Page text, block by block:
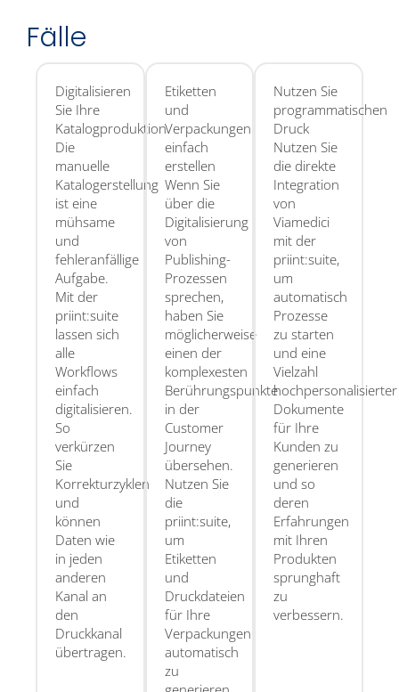
Fälle
Digitalisieren
Sie Ihre
Katalogproduktion
Die
manuelle
Katalogerstellung
ist eine
mühsame
und
fehleranfällige
Aufgabe.
Mit der
priint:suite
lassen sich
alle
Workflows
einfach
digitalisieren.
So
verkürzen
Sie
Korrekturzyklen
und
können
Daten wie
in jeden
anderen
Kanal an
den
Druckkanal
übertragen.
Etiketten
und
Verpackungen
einfach
erstellen
Wenn Sie
über die
Digitalisierung
von
Publishing-
Prozessen
sprechen,
haben Sie
möglicherweise
einen der
komplexesten
Berührungspunkte
in der
Customer
Journey
übersehen.
Nutzen Sie
die
priint:suite,
um
Etiketten
und
Druckdateien
für Ihre
Verpackungen
automatisch
zu
Nutzen Sie
programmatischen
Druck
Nutzen Sie
die direkte
Integration
von
Viamedici
mit der
priint:suite,
um
automatisch
Prozesse
zu starten
und eine
Vielzahl
hochpersonalisierter
Dokumente
für Ihre
Kunden zu
generieren
und so
deren
Erfahrungen
mit Ihren
Produkten
sprunghaft
zu
verbessern.